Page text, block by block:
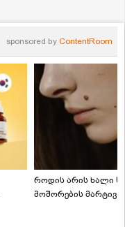
sponsored by ContentRoom
როდის არის ხალი
მოშორების